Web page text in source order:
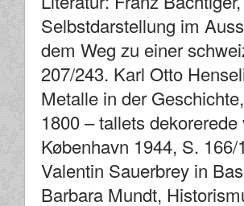
Selbstdarstellung im
dem Weg zu einer
207/243. Karl Otto
Metalle in der
1800 – tallets
København 1944, S.
Valentin Sauerbrey in
Barbara Mundt,